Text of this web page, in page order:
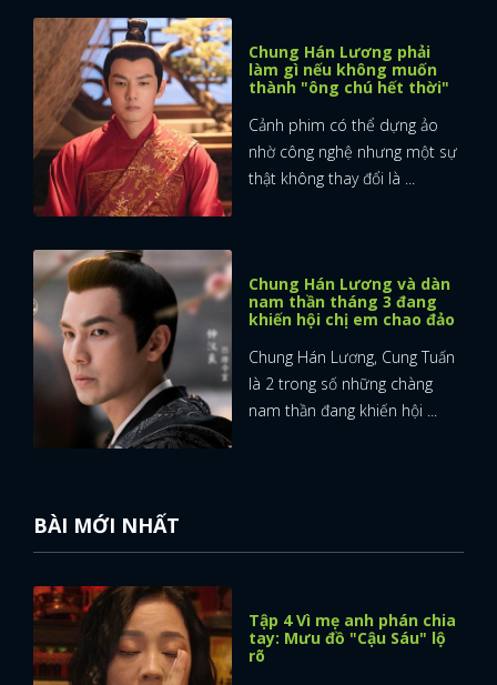
Chung Hán Lương phải
làm gì nếu không muốn
thành "ông chú hết thời"
Cảnh phim có thể dựng ảo
nhờ công nghệ nhưng một sự
thật không thay đổi là ...
Chung Hán Lương và dàn
nam thần tháng 3 đang
khiến hội chị em chao đảo
Chung Hán Lương, Cung Tuấn
là 2 trong số những chàng
nam thần đang khiến hội ...
BÀI MỚI NHẤT
Tập 4 Vì mẹ anh phán chia
tay: Mưu đồ "Cậu Sáu" lộ
rõ